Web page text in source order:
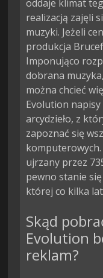
oddaje klimat
realizacją zajęli
muzyki. Jeżeli
produkcja
Imponująco
dobrana
można chcieć
Evolution napisy
arcydzieło, z
zapoznać się
komputerowych.
ujrzany przez
pewno stanie
której co kilka
Skąd
Evolution
reklam?